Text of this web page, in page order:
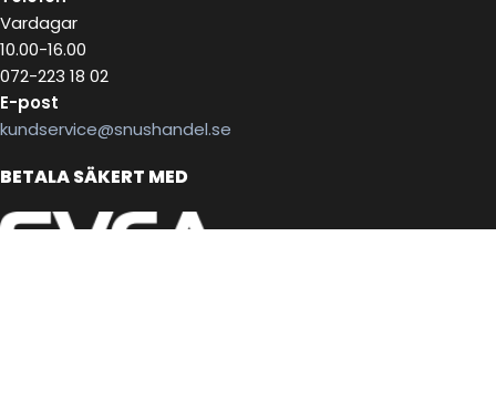
Vardagar
10.00-16.00
072-223 18 02
E-post
kundservice@snushandel.se
BETALA SÄKERT MED